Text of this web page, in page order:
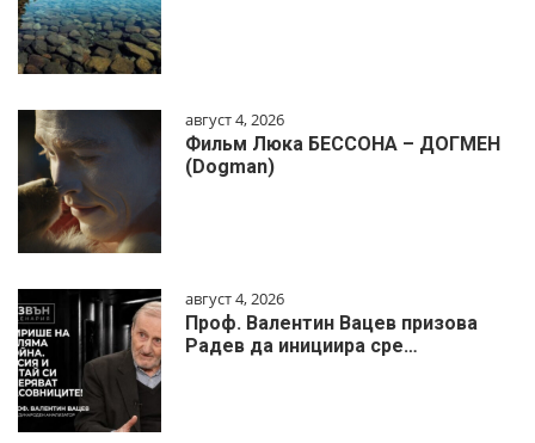
август 4, 2026
Фильм Люка БЕССОНА – ДОГМЕН
(Dogman)
август 4, 2026
Проф. Валентин Вацев призова
Радев да инициира сре…